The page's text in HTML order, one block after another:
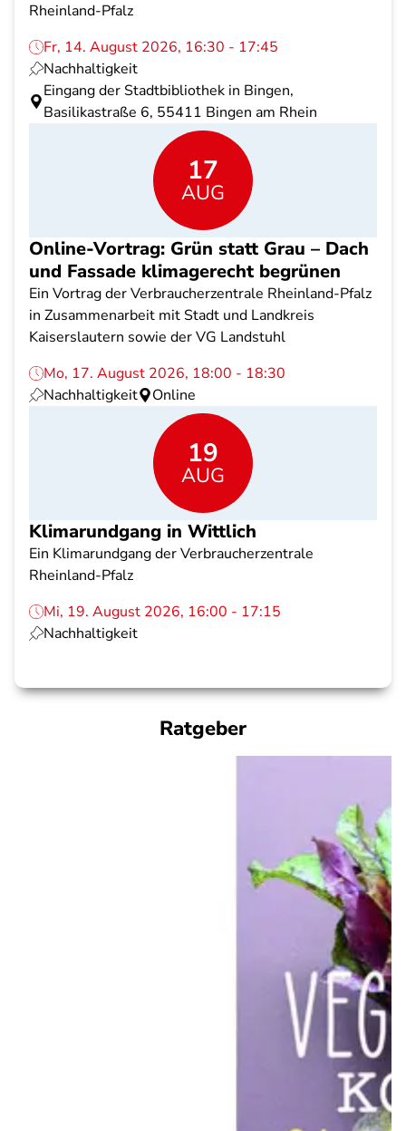
Rheinland-Pfalz
Fr, 14. August 2026, 16:30 - 17:45
Nachhaltigkeit
Eingang der Stadtbibliothek in Bingen,
Basilikastraße 6, 55411 Bingen am Rhein
17
AUG
Online-Vortrag: Grün statt Grau – Dach
und Fassade klimagerecht begrünen
Ein Vortrag der Verbraucherzentrale Rheinland-Pfalz
in Zusammenarbeit mit Stadt und Landkreis
Kaiserslautern sowie der VG Landstuhl
Mo, 17. August 2026, 18:00 - 18:30
Nachhaltigkeit
Online
19
AUG
Klimarundgang in Wittlich
Ein Klimarundgang der Verbraucherzentrale
Rheinland-Pfalz
Mi, 19. August 2026, 16:00 - 17:15
Nachhaltigkeit
Ratgeber